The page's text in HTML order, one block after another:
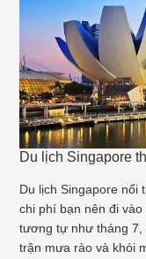
Du lịch Singapore
Du lịch Singapore nổi
chi phí bạn nên đi
tương tự như tháng
trận mưa rào và khói